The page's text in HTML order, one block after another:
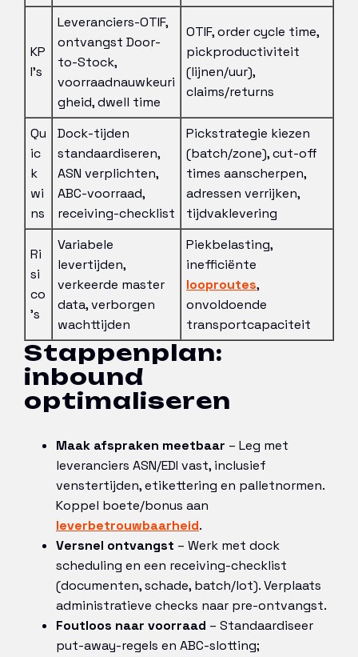
KP
I’s
Leveranciers-OTIF,
ontvangst Door-
to-Stock,
voorraadnauwkeuri
gheid, dwell time
OTIF, order cycle time,
pickproductiviteit
(lijnen/uur),
claims/returns
Qu
ic
k
wi
ns
Dock-tijden
standaardiseren,
ASN verplichten,
ABC-voorraad,
receiving-checklist
Pickstrategie kiezen
(batch/zone), cut-off
times aanscherpen,
adressen verrijken,
tijdvaklevering
Ri
si
co
’s
Variabele
levertijden,
verkeerde master
data, verborgen
wachttijden
Piekbelasting,
inefficiënte
looproutes,
onvoldoende
transportcapaciteit
Stappenplan:
inbound
optimaliseren
Maak afspraken meetbaar – Leg met
leveranciers ASN/EDI vast, inclusief
venstertijden, etikettering en palletnormen.
Koppel boete/bonus aan
leverbetrouwbaarheid.
Versnel ontvangst – Werk met dock
scheduling en een receiving-checklist
(documenten, schade, batch/lot). Verplaats
administratieve checks naar pre-ontvangst.
Foutloos naar voorraad – Standaardiseer
put-away-regels en ABC-slotting;